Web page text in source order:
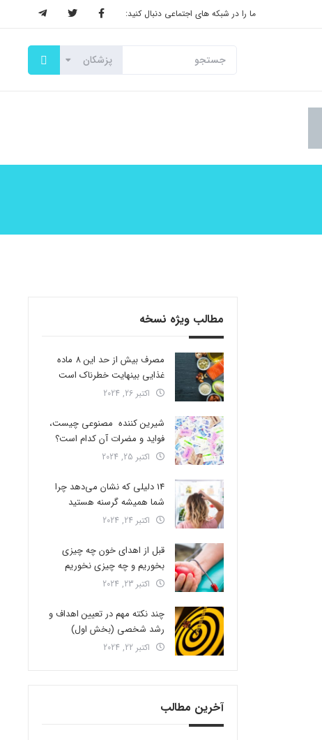
ما را در شبکه های اجتماعی دنبال کنید:
مطالب ویژه نسخه
مصرف بیش از حد این 8 ماده
غذایی بینهایت خطرناک است
اکتبر 26, 2024
شیرین کننده مصنوعی چیست،
فواید و مضرات آن کدام است؟
اکتبر 25, 2024
14 دلیلی که نشان می‌دهد چرا
شما همیشه گرسنه هستید
اکتبر 24, 2024
قبل از اهدای خون چه چیزی
بخوریم و چه چیزی نخوریم
اکتبر 23, 2024
چند نکته مهم در تعیین اهداف و
رشد شخصی (بخش اول)
اکتبر 22, 2024
آخرین مطالب